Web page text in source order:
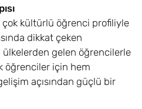
Eylül £17.600
Eylül
çok kültürlü öğrenci profiliyle
dikkat çeken
ülkelerden gelen öğrencilerle
öğrenciler için hem
açısından güçlü bir